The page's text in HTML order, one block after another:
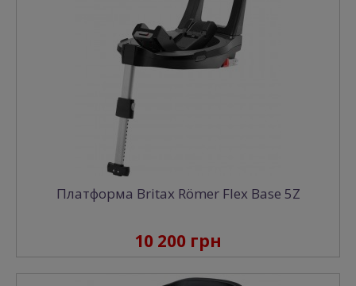
Платформа Britax Römer Flex Base 5Z
10 200 грн